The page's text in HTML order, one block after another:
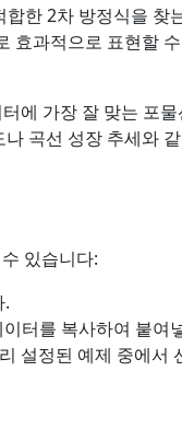
한 2차 방정식을 찾
효과적으로 표현할
에 가장 잘 맞는 포
나 곡선 성장 추세와
있습니다:
.
터를 복사하여 붙여
설정된 예제 중에서